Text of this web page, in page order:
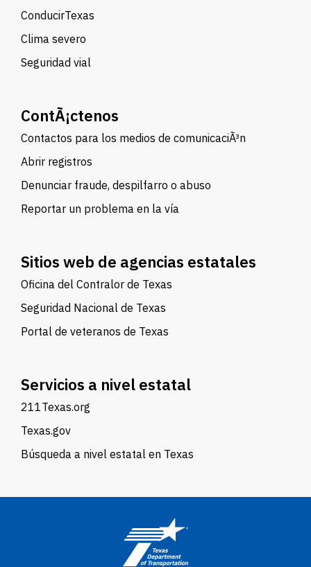
ConducirTexas
Clima severo
Seguridad vial
ContÃ¡ctenos
Contactos para los medios de comunicaciÃ³n
Abrir registros
Denunciar fraude, despilfarro o abuso
Reportar un problema en la vía
Sitios web de agencias estatales
Oficina del Contralor de Texas
Seguridad Nacional de Texas
Portal de veteranos de Texas
Servicios a nivel estatal
211Texas.org
Texas.gov
Búsqueda a nivel estatal en Texas